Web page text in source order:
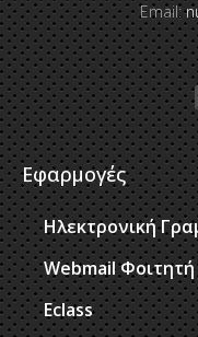
Email:
Εφαρμογές
Ηλεκτρονική
Webmail Φοιτητή
Eclass